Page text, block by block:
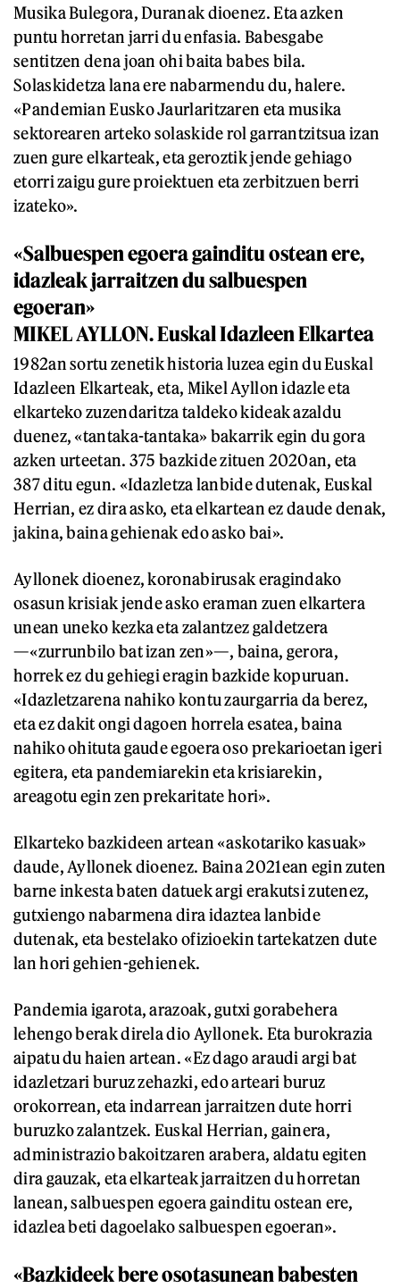
Musika Bulegora, Duranak dioenez. Eta azken
puntu horretan jarri du enfasia. Babesgabe
sentitzen dena joan ohi baita babes bila.
Solaskidetza lana ere nabarmendu du, halere.
«Pandemian Eusko Jaurlaritzaren eta musika
sektorearen arteko solaskide rol garrantzitsua izan
zuen gure elkarteak, eta geroztik jende gehiago
etorri zaigu gure proiektuen eta zerbitzuen berri
izateko».
«Salbuespen egoera gainditu ostean ere,
idazleak jarraitzen du salbuespen
egoeran»
MIKEL AYLLON. Euskal Idazleen Elkartea
1982an sortu zenetik historia luzea egin du Euskal
Idazleen Elkarteak, eta, Mikel Ayllon idazle eta
elkarteko zuzendaritza taldeko kideak azaldu
duenez, «tantaka-tantaka» bakarrik egin du gora
azken urteetan. 375 bazkide zituen 2020an, eta
387 ditu egun. «Idazletza lanbide dutenak, Euskal
Herrian, ez dira asko, eta elkartean ez daude denak,
jakina, baina gehienak edo asko bai».
Ayllonek dioenez, koronabirusak eragindako
osasun krisiak jende asko eraman zuen elkartera
unean uneko kezka eta zalantzez galdetzera
—«zurrunbilo bat izan zen»—, baina, gerora,
horrek ez du gehiegi eragin bazkide kopuruan.
«Idazletzarena nahiko kontu zaurgarria da berez,
eta ez dakit ongi dagoen horrela esatea, baina
nahiko ohituta gaude egoera oso prekarioetan igeri
egitera, eta pandemiarekin eta krisiarekin,
areagotu egin zen prekaritate hori».
Elkarteko bazkideen artean «askotariko kasuak»
daude, Ayllonek dioenez. Baina 2021ean egin zuten
barne inkesta baten datuek argi erakutsi zutenez,
gutxiengo nabarmena dira idaztea lanbide
dutenak, eta bestelako ofizioekin tartekatzen dute
lan hori gehien-gehienek.
Pandemia igarota, arazoak, gutxi gorabehera
lehengo berak direla dio Ayllonek. Eta burokrazia
aipatu du haien artean. «Ez dago araudi argi bat
idazletzari buruz zehazki, edo arteari buruz
orokorrean, eta indarrean jarraitzen dute horri
buruzko zalantzek. Euskal Herrian, gainera,
administrazio bakoitzaren arabera, aldatu egiten
dira gauzak, eta elkarteak jarraitzen du horretan
lanean, salbuespen egoera gainditu ostean ere,
idazlea beti dagoelako salbuespen egoeran».
«Bazkideek bere osotasunean babesten